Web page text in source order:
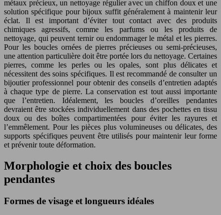
métaux précieux, un nettoyage régulier avec un chiffon doux et une
solution spécifique pour bijoux suffit généralement à maintenir leur
éclat. Il est important d’éviter tout contact avec des produits
chimiques agressifs, comme les parfums ou les produits de
nettoyage, qui peuvent ternir ou endommager le métal et les pierres.
Pour les boucles ornées de pierres précieuses ou semi-précieuses,
une attention particulière doit être portée lors du nettoyage. Certaines
pierres, comme les perles ou les opales, sont plus délicates et
nécessitent des soins spécifiques. Il est recommandé de consulter un
bijoutier professionnel pour obtenir des conseils d’entretien adaptés
à chaque type de pierre. La conservation est tout aussi importante
que l’entretien. Idéalement, les boucles d’oreilles pendantes
devraient être stockées individuellement dans des pochettes en tissu
doux ou des boîtes compartimentées pour éviter les rayures et
l’emmêlement. Pour les pièces plus volumineuses ou délicates, des
supports spécifiques peuvent être utilisés pour maintenir leur forme
et prévenir toute déformation.
Morphologie et choix des boucles
pendantes
Formes de visage et longueurs idéales